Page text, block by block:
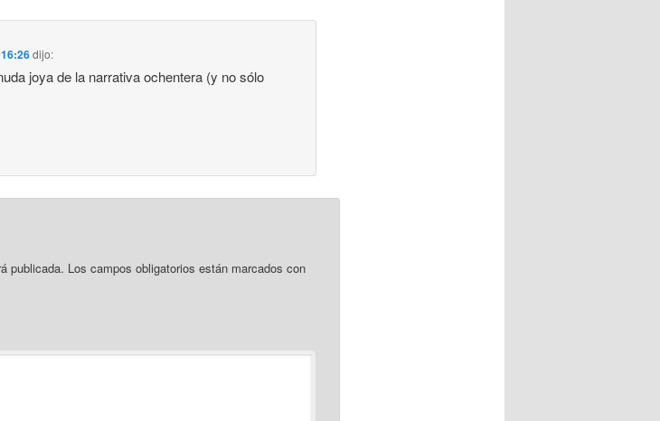
dijo:
joya de la narrativa ochentera (y no sólo
publicada. Los campos obligatorios están marcados con